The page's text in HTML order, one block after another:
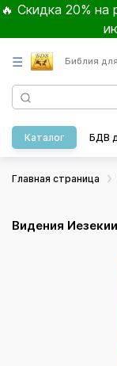
🔥 Скидка 20%
☰ Библия
Каталог БДВ
Главная страница
Видения